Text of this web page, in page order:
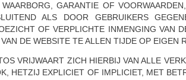
GARANTIE OF
ALS DOOR GEBRUIKERS
OF VERPLICHTE INMENGING VAN
DE WEBSITE TE ALLEN TIJDE OP EIGEN
VRIJWAART ZICH HIERBIJ VAN ALLE
HETZIJ EXPLICIET OF IMPLICIET, MET